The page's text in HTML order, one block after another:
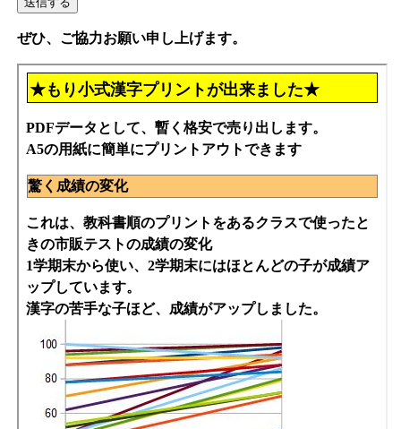
ぜひ、ご協力お願い申し上げます。